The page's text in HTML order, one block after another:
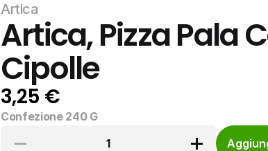
Artica
Artica, Pizza Pala
Cipolle
3,25 €
Confezione 240 G
1